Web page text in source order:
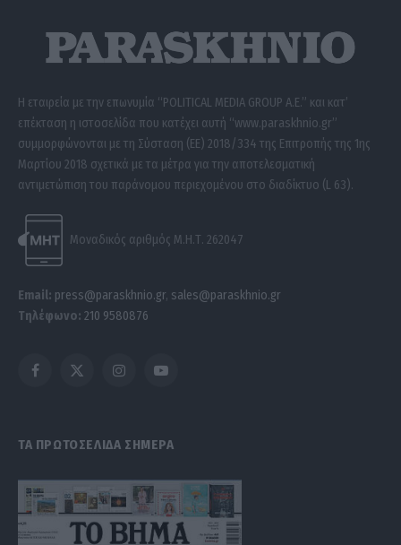
Η εταιρεία με την επωνυμία “POLITICAL MEDIA GROUP A.E.” και κατ’
επέκταση η ιστοσελίδα που κατέχει αυτή “www.paraskhnio.gr”
συμμορφώνονται με τη Σύσταση (ΕΕ) 2018/334 της Επιτροπής της 1ης
Μαρτίου 2018 σχετικά με τα μέτρα για την αποτελεσματική
αντιμετώπιση του παράνομου περιεχομένου στο διαδίκτυο (L 63).
Μοναδικός αριθμός Μ.Η.Τ. 262047
Email: press@paraskhnio.gr, sales@paraskhnio.gr
Τηλέφωνο: 210 9580876
Facebook
X
InstagramYouTube
ΤΑ ΠΡΩΤΟΣΕΛΙΔΑ ΣΗΜΕΡΑ